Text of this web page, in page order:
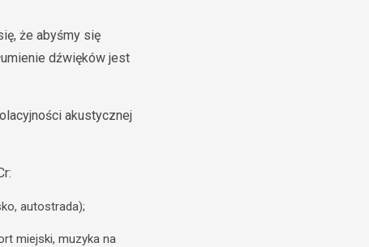
że abyśmy się
dźwięków jest
akustycznej
autostrada);
miejski, muzyka na